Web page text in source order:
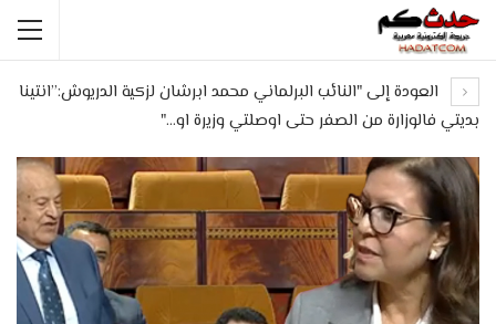
العودة إلى "النائب البرلماني محمد ابرشان لزكية الدريوش:”انتينا
بديتي فالوزارة من الصفر حتى اوصلتي وزيرة او…"